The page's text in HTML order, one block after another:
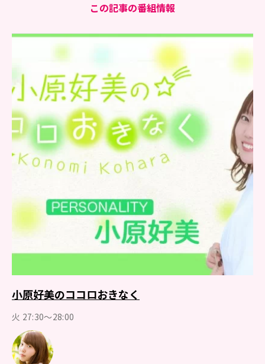
この記事の番組情報
小原好美のココロおきなく
火 27:30～28:00